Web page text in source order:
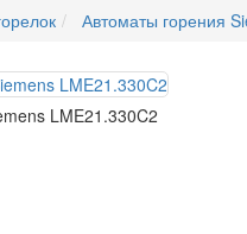
Автоматы горения
LME21.330C2